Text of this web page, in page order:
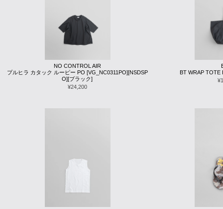
NO CONTROL AIR
プルヒラ カタック ルーピー PO [VG_NC0311PO][NSDSP
O][ブラック]
¥24,200
BT WRAP TOTE